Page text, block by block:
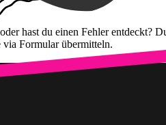
hast du einen Fehler entdeckt?
via Formular übermitteln.